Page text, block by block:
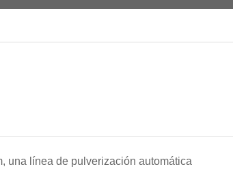
una línea de pulverización automática